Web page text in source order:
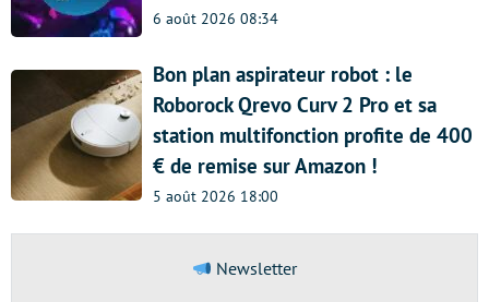
6 août 2026 08:34
Bon plan aspirateur robot : le
Roborock Qrevo Curv 2 Pro et sa
station multifonction profite de 400
€ de remise sur Amazon !
5 août 2026 18:00
Newsletter